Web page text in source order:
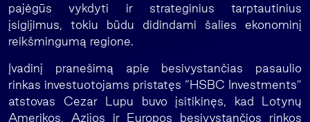
pajėgūs vykdyti ir strateginius tarptautinius
įsigijimus, tokiu būdu didindami šalies ekonominį
reikšmingumą regione.
Įvadinį pranešimą apie besivystančias pasaulio
rinkas investuotojams pristatęs “HSBC Investments”
atstovas Cezar Lupu buvo įsitikinęs, kad Lotynų
Amerikos, Azijos ir Europos besivystančios rinkos